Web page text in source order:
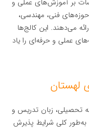
بر آموزش‌های عملی و
حوزه‌های فنی، مهندسی،
می‌دهند. این کالج‌ها
عملی و حرفه‌ای را یاد
تحصیلی، زبان تدریس و
کلی شرایط پذیرش